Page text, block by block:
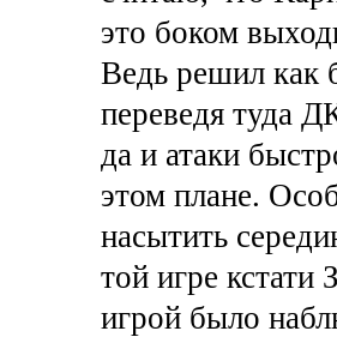
это боком
Ведь решил как
переведя туда
да и атаки
этом плане.
насытить
той игре кстати
игрой было